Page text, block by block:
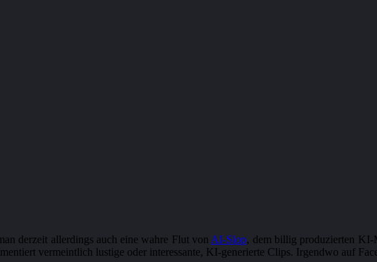
derzeit allerdings auch eine wahre Flut von AI-Slop, dem billig produzierten
vermeintlich lustige oder interessante, KI-generierte Clips. Irgendwo auf